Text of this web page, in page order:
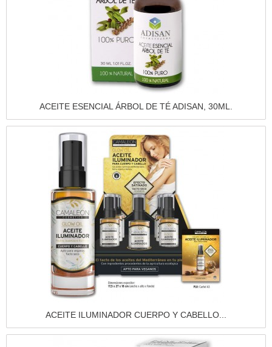
Vista rápida
ACEITE ESENCIAL ÁRBOL DE TÉ ADISAN, 30ML.
Vista rápida
ACEITE ILUMINADOR CUERPO Y CABELLO...